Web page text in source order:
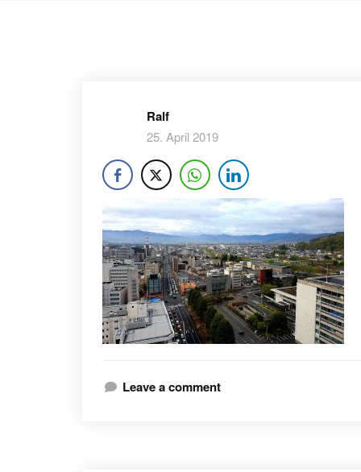
Ralf
25. April 2019
Leave a comment